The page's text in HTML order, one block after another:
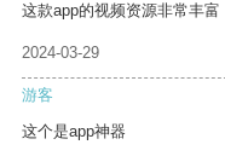
这款app的视频资源非常丰富
2024-03-29
游客
这个是app神器